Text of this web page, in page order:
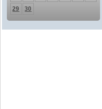
29
30